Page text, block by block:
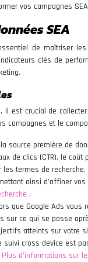
vos campagnes
SEA
de maîtriser
clés de
est crucial de
campagnes et le
la source première de
de clics (CTR), le coût
termes de
ainsi d’affiner
.
que Google Ads vous
ce qui se passe
atteints sur votre
suivi cross-device est
Plus d’informations sur